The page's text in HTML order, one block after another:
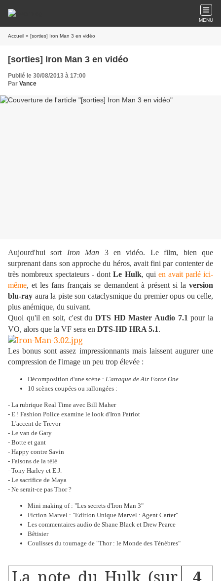
MENU
Accueil » [sorties] Iron Man 3 en vidéo
[sorties] Iron Man 3 en vidéo
Publié le 30/08/2013 à 17:00
Par Vance
Aujourd'hui sort Iron Man 3 en vidéo. Le film, bien que
surprenant dans son approche du héros, avait fini par contenter de
très nombreux spectateurs - dontLe Hulk, qui en avait parlé ici-
même, et les fans français se demandent à présent si la version
blu-ray aura la piste son cataclysmique du premier opus ou celle,
plus anémique, du suivant.
Quoi qu'il en soit, c'est du DTS HD Master Audio 7.1 pour la
VO, alors que la VF sera en DTS-HD HRA 5.1.
Les bonus sont assez impressionnants mais laissent augurer une
compression de l'image un peu trop élevée :
Décomposition d'une scène : L'attaque de Air Force One
10 scènes coupées ou rallongées :
- La rubrique Real Time avec Bill Maher
- E ! Fashion Police examine le look d'Iron Patriot
- L'accent de Trevor
- Le van de Gary
- Botte et gant
- Happy contre Savin
- Faisons de la télé
- Tony Harley et E.J.
- Le sacrifice de Maya
- Ne serait-ce pas Thor ?
Mini making of : "Les secrets d'Iron Man 3"
Fiction Marvel : "Edition Unique Marvel : Agent Carter"
Les commentaires audio de Shane Black et Drew Pearce
Bêtisier
Coulisses du tournage de "Thor : le Monde des Ténèbres"